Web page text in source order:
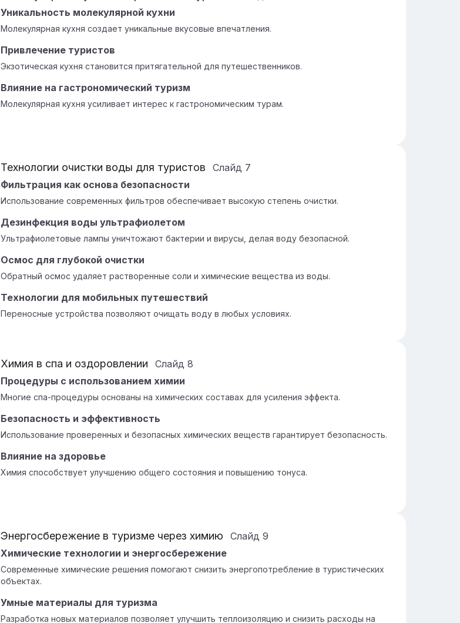
Уникальность молекулярной кухни
Молекулярная кухня создает уникальные вкусовые впечатления.
Привлечение туристов
Экзотическая кухня становится притягательной для путешественников.
Влияние на гастрономический туризм
Молекулярная кухня усиливает интерес к гастрономическим турам.
Технологии очистки воды для туристов Слайд 7
Фильтрация как основа безопасности
Использование современных фильтров обеспечивает высокую степень очистки.
Дезинфекция воды ультрафиолетом
Ультрафиолетовые лампы уничтожают бактерии и вирусы, делая воду безопасной.
Осмос для глубокой очистки
Обратный осмос удаляет растворенные соли и химические вещества из воды.
Технологии для мобильных путешествий
Переносные устройства позволяют очищать воду в любых условиях.
Химия в спа и оздоровлении Слайд 8
Процедуры с использованием химии
Многие спа-процедуры основаны на химических составах для усиления эффекта.
Безопасность и эффективность
Использование проверенных и безопасных химических веществ гарантирует безопасность.
Влияние на здоровье
Химия способствует улучшению общего состояния и повышению тонуса.
Энергосбережение в туризме через химию Слайд 9
Химические технологии и энергосбережение
Современные химические решения помогают снизить энергопотребление в туристических
объектах.
Умные материалы для туризма
Разработка новых материалов позволяет улучшить теплоизоляцию и снизить расходы на